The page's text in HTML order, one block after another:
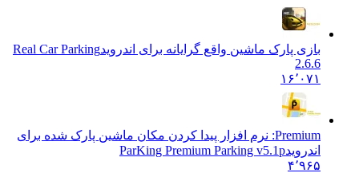
بازی پارک ماشین واقع گرایانه برای اندرویدReal Car Parking
2.6.6
۱۶٬۰۷۱
Premium: نرم افزار پیدا کردن مکان ماشین پارک شده برای
اندرویدParKing Premium Parking v5.1p
۴٬۹۶۵